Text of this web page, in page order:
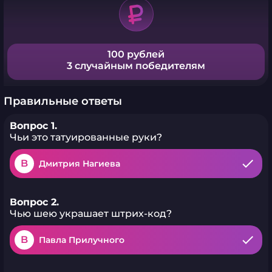
100 рублей
3 случайным победителям
Правильные ответы
Вопрос 1.
Чьи это татуированные руки?
B Дмитрия Нагиева
Вопрос 2.
Чью шею украшает штрих-код?
B Павла Прилучного